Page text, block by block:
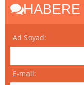
HABERE
Ad Soyad:
E-mail: